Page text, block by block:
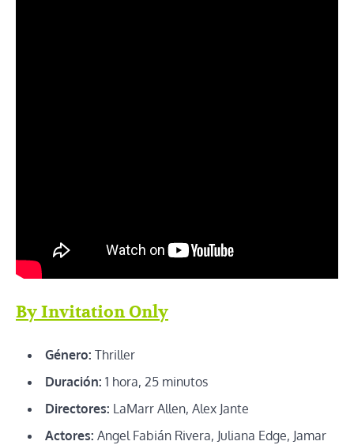
By Invitation Only
Género: Thriller
Duración: 1 hora, 25 minutos
Directores: LaMarr Allen, Alex Jante
Actores: Angel Fabián Rivera, Juliana Edge, Jamar